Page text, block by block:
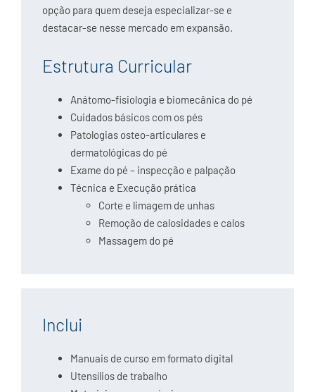
opção para quem deseja especializar-se e
destacar-se nesse mercado em expansão.
Estrutura Curricular
Anátomo-fisiologia e biomecânica do pé
Cuidados básicos com os pés
Patologias osteo-articulares e
dermatológicas do pé
Exame do pé – inspecção e palpação
Técnica e Execução prática
Corte e limagem de unhas
Remoção de calosidades e calos
Massagem do pé
Inclui
Manuais de curso em formato digital
Utensílios de trabalho